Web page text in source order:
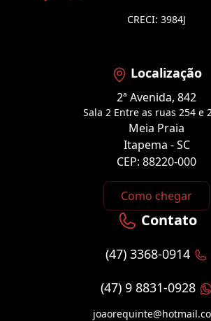
CRECI: 3984J
Localização
2ª Avenida, 842
Sala 2 Entre as ruas 254 e
Meia Praia
Itapema - SC
CEP: 88220-000
Como chegar
Contato
(47) 3368-0914
(47) 9 8831-0928